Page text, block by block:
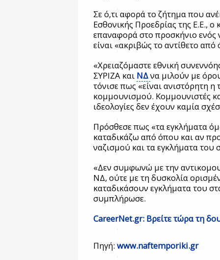
Σε ό,τι αφορά το ζήτημα που
Εσθονικής Προεδρίας της Ε.Ε.,
επαναφορά στο προσκήνιο
είναι «ακριβώς το αντίθετο
«Χρειαζόμαστε εθνική
ΣΥΡΙΖΑ και ΝΔνα μιλούν με
τόνισε πως «είναι ανιστόρητη η
κομμουνισμού. Κομμουνιστές
ιδεολογίες δεν έχουν καμία
Πρόσθεσε πως «τα εγκλήματα
καταδικάζω από όπου και αν
ναζισμού και τα εγκλήματα του
«Δεν συμφωνώ με την
ΝΔ, ούτε με τη δυσκολία
καταδικάσουν εγκλήματα του
συμπλήρωσε.
CareerNet.gr: Βρείτε τώρα τη
Πηγή: www.naftemporiki.gr